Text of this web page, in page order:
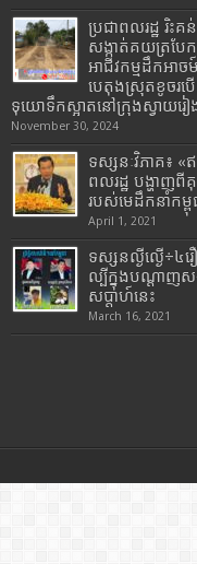
ប្រជាពលរដ្ឋ រិះគន់
សង្កាត់គយត្របែក
អាជីវកម្មដឹកអាច
បេតុងស្រុតខូចរប
ទុយោទឹកស្អាតនៅក្រុងស្វាយរៀ
November 30, 2024
ទស្សនៈវិភាគ៖ «
ពលរដ្ឋ បង្ហាញពី
របស់មេដឹកនាំកម្ពុ
April 1, 2021
ទស្សនល្ងីល្ងើ÷
ល្បីក្នុងបណ្តាញស
សប្តាហ៍នេះ
March 16, 2021